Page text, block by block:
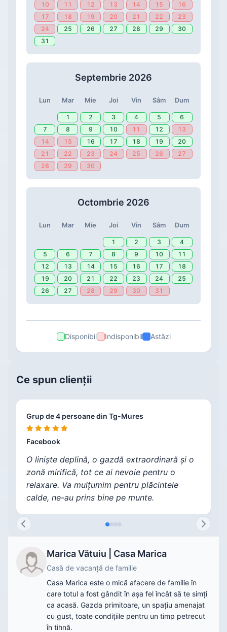
10
11 12 13 14 15
16
17
18 19 20 21 22
23
24
25 26 27 28 29
30
31
Septembrie 2026
Lun Mar Mie Joi Vin Sâm Dum
1 2 3 4 5
6
7
8 9 10 11 12
13
14
15 16 17 18 19
20
21
22 23 24 25 26
27
28
29 30
Octombrie 2026
Lun Mar Mie Joi Vin Sâm Dum
1 2 3
4
5
6 7 8 9 10
11
12
13 14 15 16 17
18
19
20 21 22 23 24
25
26
27 28 29 30 31
Disponibil Indisponibil Astăzi
Ce spun clienții
Grup de 4 persoane din Tg-Mures
Facebook
O liniște deplină, o gazdă extraordinară și o
zonă mirifică, tot ce ai nevoie pentru o
relaxare. Va mulțumim pentru plăcintele
calde, ne-au prins bine pe munte.
Marica Vătuiu | Casa Marica
Casă de vacanță de familie
Casa Marica este o mică afacere de familie în
care totul a fost gândit în așa fel încât să te simți
ca acasă. Gazda primitoare, un spațiu amenajat
cu gust, toate condițiile pentru un timp petrecut
în tihnă.